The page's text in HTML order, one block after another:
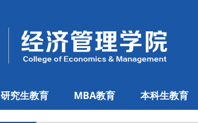
研究生教育 MBA教育 本科生教育